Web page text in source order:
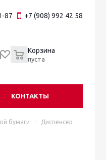
87 +7 (908) 992 42 58
Корзина
пуста
КОНТАКТЫ
бумаги - Диспенсер